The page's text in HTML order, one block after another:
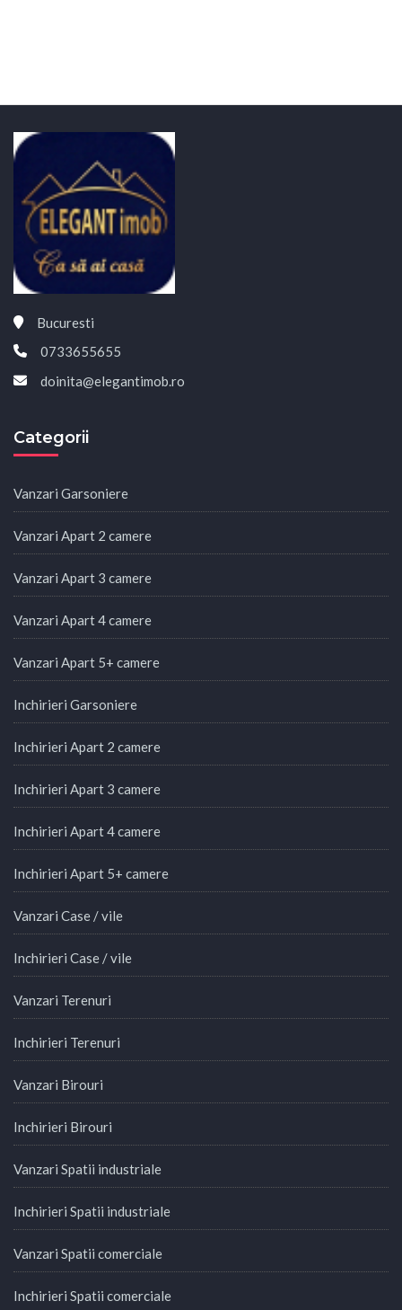
Bucuresti
0733655655
doinita@elegantimob.ro
Categorii
Vanzari Garsoniere
Vanzari Apart 2 camere
Vanzari Apart 3 camere
Vanzari Apart 4 camere
Vanzari Apart 5+ camere
Inchirieri Garsoniere
Inchirieri Apart 2 camere
Inchirieri Apart 3 camere
Inchirieri Apart 4 camere
Inchirieri Apart 5+ camere
Vanzari Case / vile
Inchirieri Case / vile
Vanzari Terenuri
Inchirieri Terenuri
Vanzari Birouri
Inchirieri Birouri
Vanzari Spatii industriale
Inchirieri Spatii industriale
Vanzari Spatii comerciale
Inchirieri Spatii comerciale